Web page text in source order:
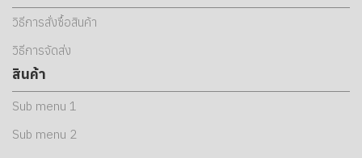
วิธีการสั่งซื้อสินค้า
วิธีการจัดส่ง
สินค้า
Sub menu 1
Sub menu 2